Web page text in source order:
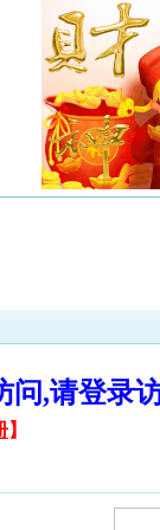
问,请登
】